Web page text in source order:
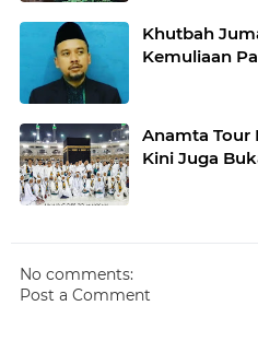
Khutbah
Kemuliaan
Anamta Tour
Kini Juga
No comments:
Post a Comment